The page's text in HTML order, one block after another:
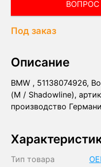
Под заказ
Описание
BMW , 51138074926,
(M / Shadowline),
производство
Тип товара